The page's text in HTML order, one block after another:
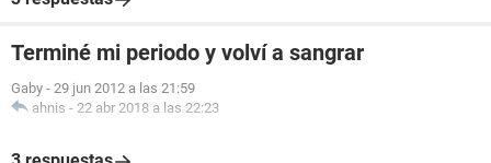
Terminé mi periodo y volví a sangrar
Gaby - 29 jun 2012 a las 21:59
ahnis - 22 abr 2018 a las 22:23